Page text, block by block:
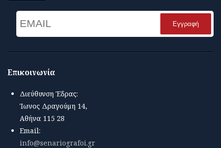
Name
Επικοινωνία
Διεύθυνση Έδρας:
Ίωνος Δραγούμη 14,
Αθήνα 115 28
Email:
info@senariografoi.gr